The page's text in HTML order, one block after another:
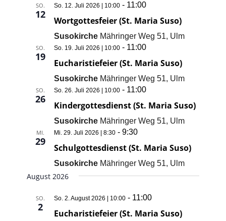
SO.
12
So. 12. Juli 2026 | 10:00 - 11:00
Wortgottesfeier (St. Maria Suso)
Susokirche Mähringer Weg 51, Ulm
SO.
19
So. 19. Juli 2026 | 10:00 - 11:00
Eucharistiefeier (St. Maria Suso)
Susokirche Mähringer Weg 51, Ulm
SO.
26
So. 26. Juli 2026 | 10:00 - 11:00
Kindergottesdienst (St. Maria Suso)
Susokirche Mähringer Weg 51, Ulm
MI.
29
Mi. 29. Juli 2026 | 8:30 -9:30
Schulgottesdienst (St. Maria Suso)
Susokirche Mähringer Weg 51, Ulm
August 2026
SO.
2
So. 2. August 2026 | 10:00 - 11:00
Eucharistiefeier (St. Maria Suso)